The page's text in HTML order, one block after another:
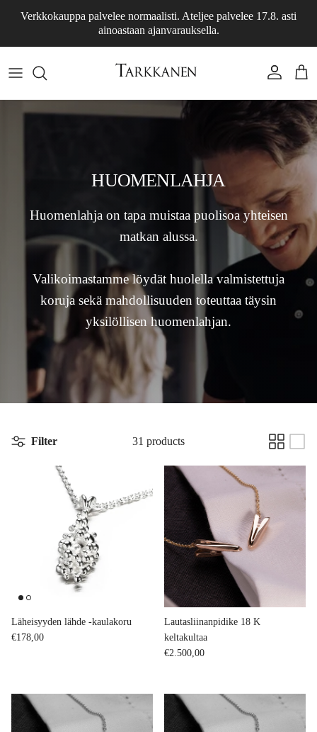
Verkkokauppa palvelee normaalisti. Ateljee palvelee 17.8. asti
ainoastaan ajanvarauksella.
Account Cart
HUOMENLAHJA
Huomenlahja on tapa muistaa puolisoa yhteisen
matkan alussa.
Valikoimastamme löydät huolella valmistettuja
koruja sekä mahdollisuuden toteuttaa täysin
yksilöllisen huomenlahjan.
Filter 31 products
Läheisyyden lähde -kaulakoru
Regular price
€178,00
Lautasliinanpidike 18 K
keltakultaa
Regular price
€2.500,00